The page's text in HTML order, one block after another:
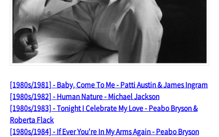
[1980s/1981] - Baby, Come To Me - Patti Austin & James Ingram
[1980s/1982] - Human Nature - Michael Jackson
[1980s/1983] - Tonight I Celebrate My Love - Peabo Bryson &
Roberta Flack
[1980s/1984] - If Ever You're In My Arms Again - Peabo Bryson